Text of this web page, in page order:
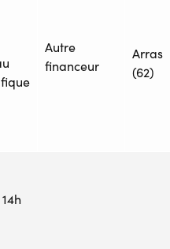
Autre
financeur
Arras
(62)
14h